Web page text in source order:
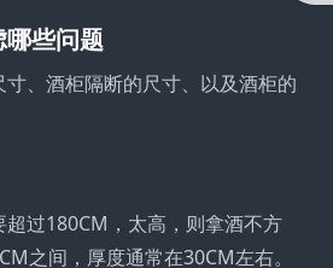
些问题
、酒柜隔断的尺寸、以及酒柜的
过180CM，太高，则拿酒不方
之间，厚度通常在30CM左右。